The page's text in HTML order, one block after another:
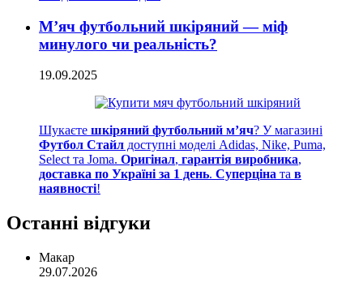
М’яч футбольний шкіряний — міф
минулого чи реальність?
19.09.2025
Шукаєте шкіряний футбольний м’яч? У магазині
Футбол Стайл доступні моделі Adidas, Nike, Puma,
Select та Joma. Оригінал, гарантія виробника,
доставка по Україні за 1 день. Суперціна та в
наявності!
Останні відгуки
Макар
29.07.2026